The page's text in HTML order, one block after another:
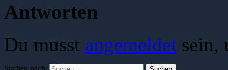
Antworten
Du musst angemeldet sein,